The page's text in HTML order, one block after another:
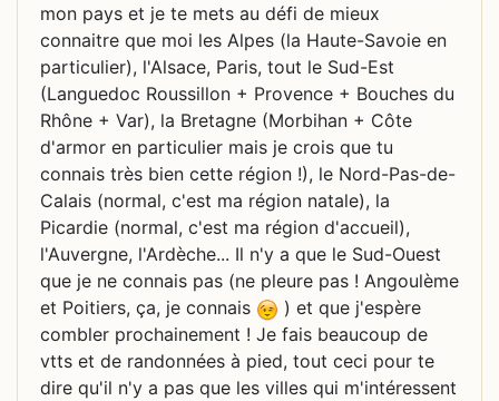
mon pays et je te mets au défi de mieux
connaitre que moi les Alpes (la Haute-Savoie en
particulier), l'Alsace, Paris, tout le Sud-Est
(Languedoc Roussillon + Provence + Bouches du
Rhône + Var), la Bretagne (Morbihan + Côte
d'armor en particulier mais je crois que tu
connais très bien cette région !), le Nord-Pas-de-
Calais (normal, c'est ma région natale), la
Picardie (normal, c'est ma région d'accueil),
l'Auvergne, l'Ardèche... Il n'y a que le Sud-Ouest
que je ne connais pas (ne pleure pas ! Angoulème
et Poitiers, ça, je connais
) et que j'espère
combler prochainement ! Je fais beaucoup de
vtts et de randonnées à pied, tout ceci pour te
dire qu'il n'y a pas que les villes qui m'intéressent